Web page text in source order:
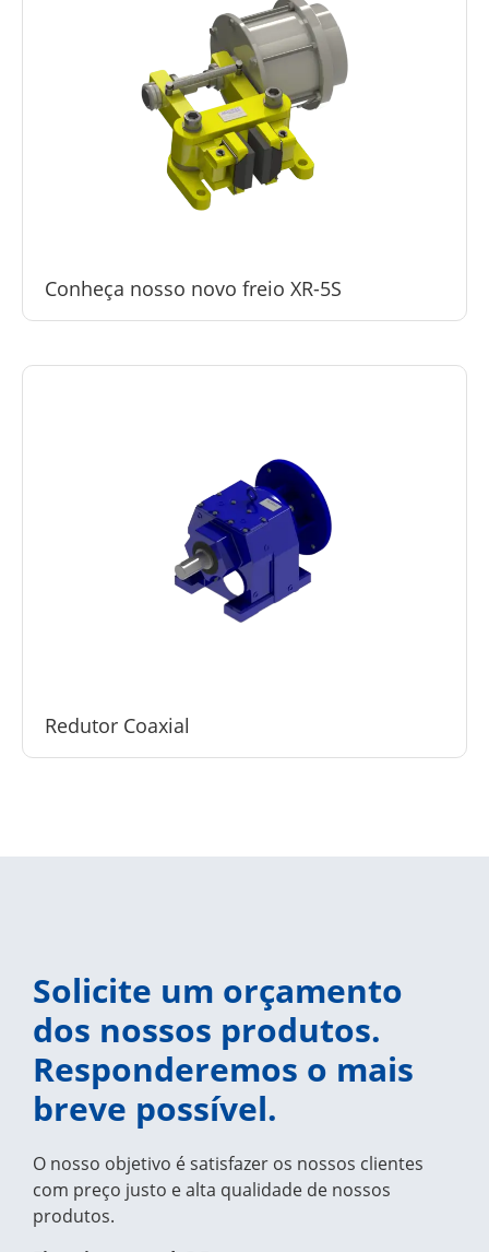
Conheça nosso novo freio XR-5S
Redutor Coaxial
Solicite um orçamento
dos nossos produtos.
Responderemos o mais
breve possível.
O nosso objetivo é satisfazer os nossos clientes
com preço justo e alta qualidade de nossos
produtos.